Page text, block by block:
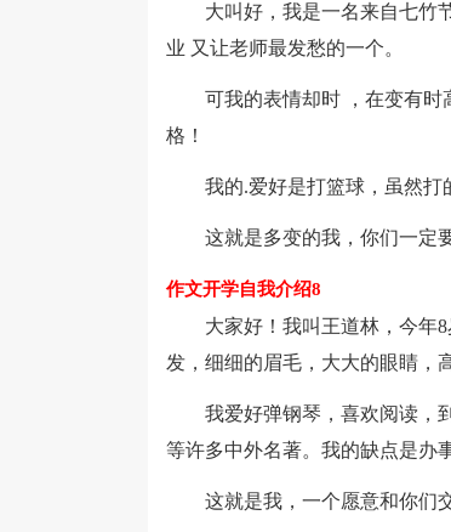
大叫好，我是一名来自七竹节
业 又让老师最发愁的一个。
可我的表情却时 ，在变有时
格！
我的.爱好是打篮球，虽然打
这就是多变的我，你们一定要
作文开学自我介绍8
大家好！我叫王道林，今年8
发，细细的眉毛，大大的眼睛，
我爱好弹钢琴，喜欢阅读，到
等许多中外名著。我的缺点是办
这就是我，一个愿意和你们交